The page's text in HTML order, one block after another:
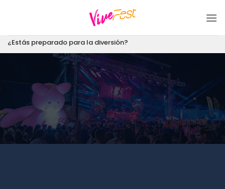
¿Estás preparado para la diversión?